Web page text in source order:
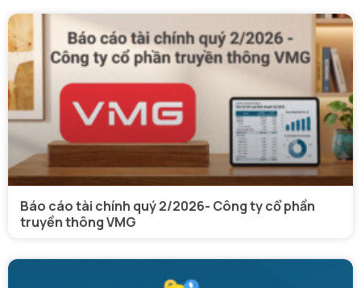
Báo cáo tài chính quý 2/2026- Công ty cổ phần
truyền thông VMG